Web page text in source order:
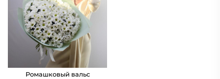
Ромашковый вальс